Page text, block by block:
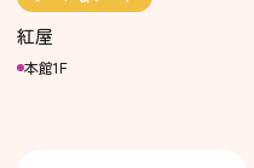
紅屋
本館1F